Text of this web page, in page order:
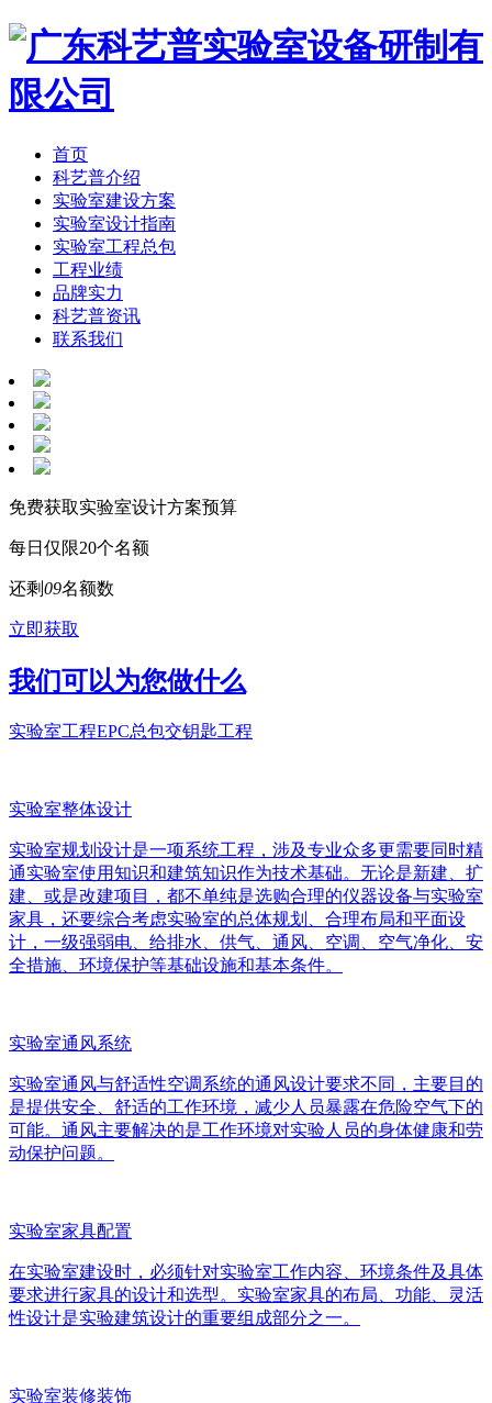
首页
科艺普介绍
实验室建设方案
实验室设计指南
实验室工程总包
工程业绩
品牌实力
科艺普资讯
联系我们
免费获取实验室设计方案预算
每日仅限20个名额
还剩09名额数
立即获取
我们可以为您做什么
实验室工程EPC总包交钥匙工程
实验室整体设计
实验室规划设计是一项系统工程，涉及专业众多更需要同时精
通实验室使用知识和建筑知识作为技术基础。无论是新建、扩
建、或是改建项目，都不单纯是选购合理的仪器设备与实验室
家具，还要综合考虑实验室的总体规划、合理布局和平面设
计，一级强弱电、给排水、供气、通风、空调、空气净化、安
全措施、环境保护等基础设施和基本条件。
实验室通风系统
实验室通风与舒适性空调系统的通风设计要求不同，主要目的
是提供安全、舒适的工作环境，减少人员暴露在危险空气下的
可能。通风主要解决的是工作环境对实验人员的身体健康和劳
动保护问题。
实验室家具配置
在实验室建设时，必须针对实验室工作内容、环境条件及具体
要求进行家具的设计和选型。实验室家具的布局、功能、灵活
性设计是实验建筑设计的重要组成部分之一。
实验室装修装饰